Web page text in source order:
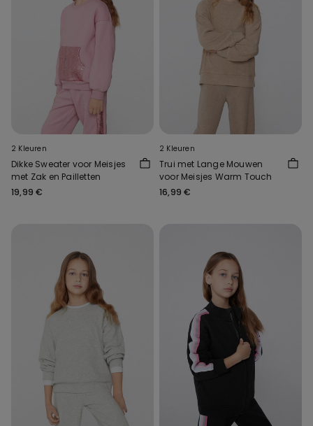
2 Kleuren
Dikke Sweater voor Meisjes
met Zak en Pailletten
19,99 €
2 Kleuren
Trui met Lange Mouwen
voor Meisjes Warm Touch
16,99 €